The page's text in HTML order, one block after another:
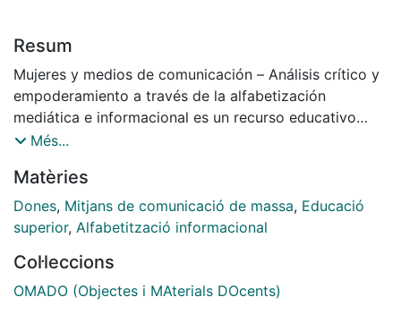
Resum
Mujeres y medios de comunicación – Análisis crítico y
empoderamiento a través de la alfabetización
mediática e informacional es un recurso educativo
abierto (OER) desarrollado en el marco del proyecto
Science: Challenges in Higher Education. El material
aborda la representación de las mujeres en los medios
de comunicación y promueve el desarrollo de
transformar los discursos mediáticos desde una
perspectiva de género.
Més...
Matèries
Dones, Mitjans de comunicació de massa, Educació
superior, Alfabetització informacional
Col·leccions
OMADO (Objectes i MAterials DOcents)